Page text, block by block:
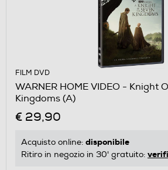
FILM DVD
WARNER HOME VIDEO - Knight
Kingdoms (A)
€ 29,90
Acquisto online: disponibile
Ritiro in negozio in 30' gratuito: